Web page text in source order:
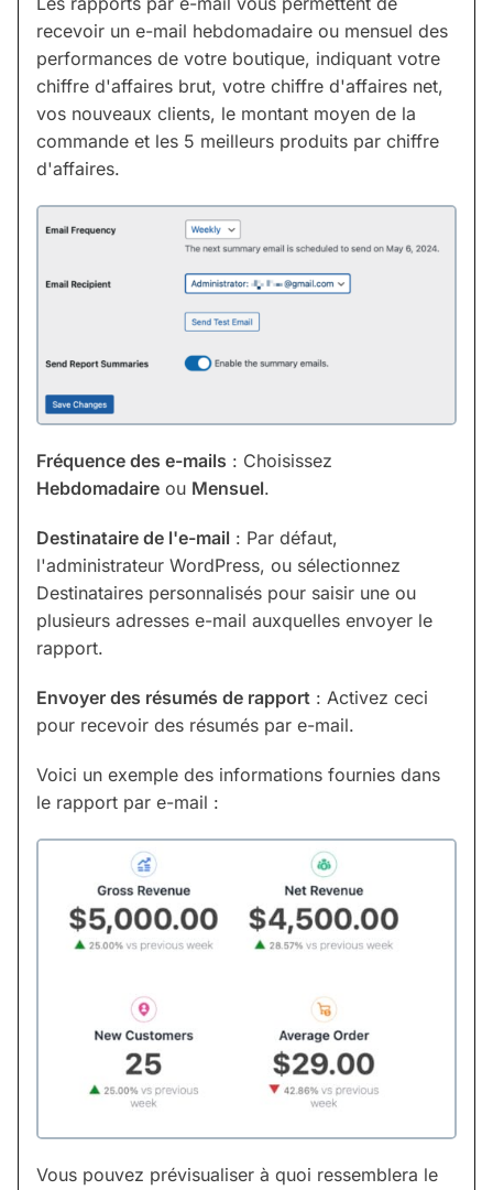
recevoir un e-mail hebdomadaire ou mensuel des
performances de votre boutique, indiquant votre
chiffre d'affaires brut, votre chiffre d'affaires net,
vos nouveaux clients, le montant moyen de la
commande et les 5 meilleurs produits par chiffre
d'affaires.
Fréquence des e-mails : Choisissez
Hebdomadaire ou Mensuel.
Destinataire de l'e-mail : Par défaut,
l'administrateur WordPress, ou sélectionnez
Destinataires personnalisés pour saisir une ou
plusieurs adresses e-mail auxquelles envoyer le
rapport.
Envoyer des résumés de rapport : Activez ceci
pour recevoir des résumés par e-mail.
Voici un exemple des informations fournies dans
le rapport par e-mail :
Vous pouvez prévisualiser à quoi ressemblera le